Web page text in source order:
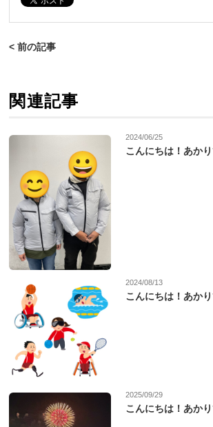
< 前の記事
関連記事
2024/06/25
こんにちは！あか
2024/08/13
こんにちは！あか
2025/09/29
こんにちは！あか